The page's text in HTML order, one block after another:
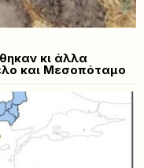
κι άλλα
και Μεσοπόταμο